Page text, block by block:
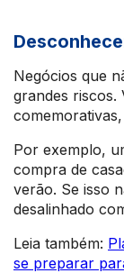
Negócios que
grandes riscos.
Por exemplo,
compra de
verão. Se isso
desalinhado
Leia também:
se preparar